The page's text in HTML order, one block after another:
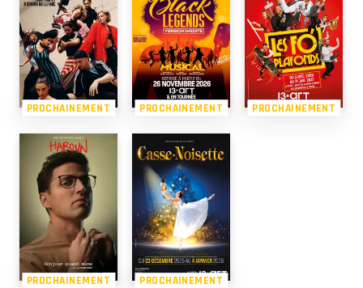
PROCHAINEMENT PROCHAINEMENT PROCHAINEMENT
PROCHAINEMENT PROCHAINEMENT